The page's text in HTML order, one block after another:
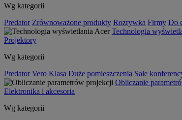
Wg kategorii
Predator Zrównoważone produkty Rozrywka Firmy Do
Technologia
Projektory
Wg kategorii
Predator Vero Klasa Duże pomieszczenia Sale
Obliczanie
Elektronika i akcesoria
Wg kategorii